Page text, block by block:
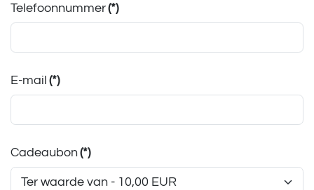
Telefoonnummer(*)
E-mail (*)
Cadeaubon(*)